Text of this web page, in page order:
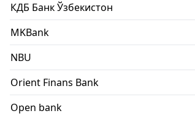
КДБ Банк Ўзбекистон
MKBank
NBU
Orient Finans Bank
Open bank